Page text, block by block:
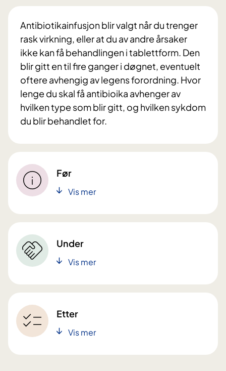
Antibiotikainfusjon blir valgt når du trenger
rask virkning, eller at du av andre årsaker
ikke kan få behandlingen i tablettform. Den
blir gitt en til fire ganger i døgnet, eventuelt
oftere avhengig av legens forordning. Hvor
lenge du skal få antibioika avhenger av
hvilken type som blir gitt, og hvilken sykdom
du blir behandlet for.
Før
Vis mer
Under
Vis mer
Etter
Vis mer